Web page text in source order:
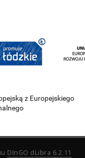
z Europejskiego
DInGO dLibra 6.2.11